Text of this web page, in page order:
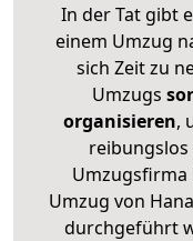
In der Tat gibt
einem Umzug
sich Zeit zu
Umzugs
organisieren,
Umzug von
durchgeführt